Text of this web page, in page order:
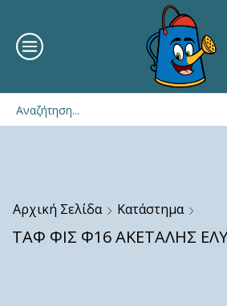
Αρχική Σελίδα Κατάστημα
ΤΑΦ ΦΙΣ Φ16 ΑΚΕΤΑΛΗΣ